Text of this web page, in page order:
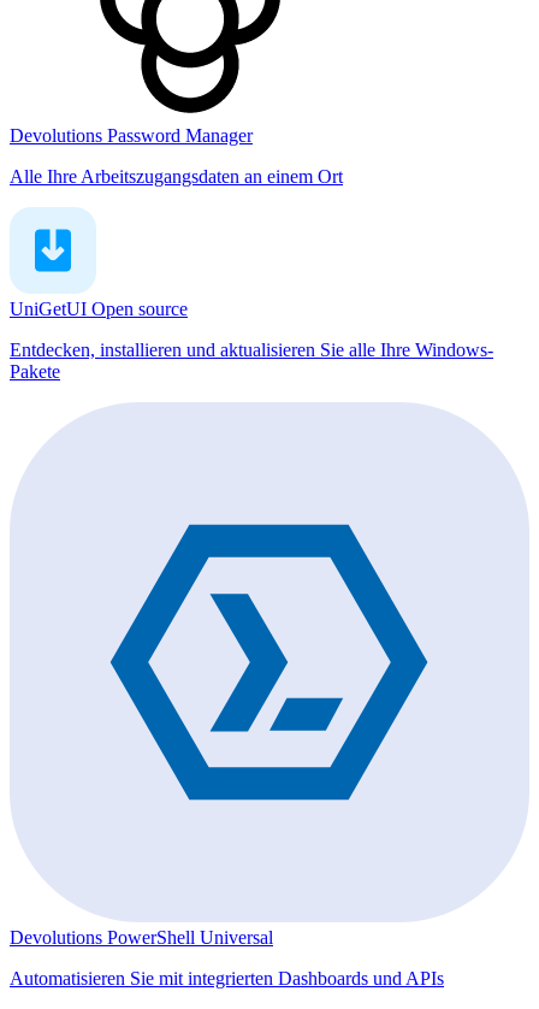
Devolutions Password Manager
Alle Ihre Arbeitszugangsdaten an einem Ort
UniGetUI Open source
Entdecken, installieren und aktualisieren Sie alle Ihre Windows-
Pakete
Devolutions PowerShell Universal
Automatisieren Sie mit integrierten Dashboards und APIs